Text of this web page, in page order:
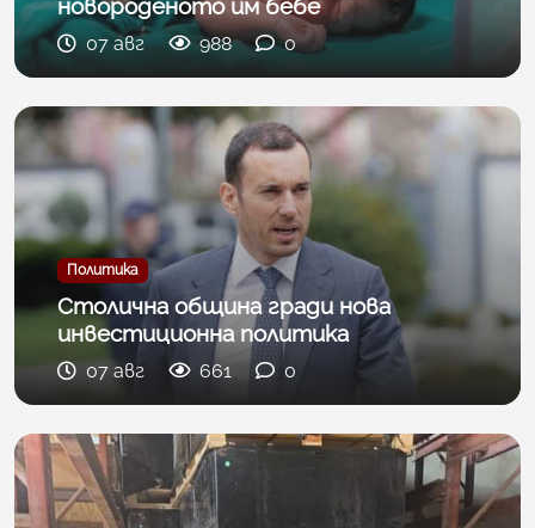
новороденото им бебе
07 авг 988 0
Политика
Столична община гради нова
инвестиционна политика
07 авг 661 0